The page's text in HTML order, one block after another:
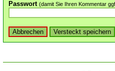
Passwort (damit Sie Ihren Kommentar